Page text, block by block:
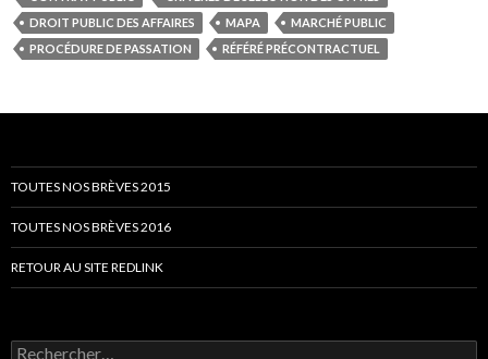
DROIT PUBLIC DES AFFAIRES
MAPA
MARCHÉ PUBLIC
PROCÉDURE DE PASSATION
RÉFÉRÉ PRÉCONTRACTUEL
TOUTES NOS BRÈVES 2015
TOUTES NOS BRÈVES 2016
RETOUR AU SITE REDLINK
Rechercher :